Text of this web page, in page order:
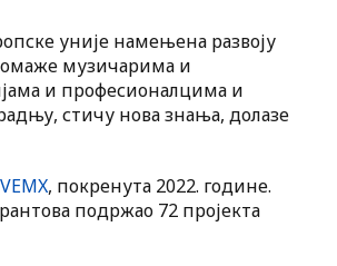
уније намењена развоју
музичарима и
и професионалцима и
стичу нова знања, долазе
, покренута 2022. године.
подржао 72 пројекта